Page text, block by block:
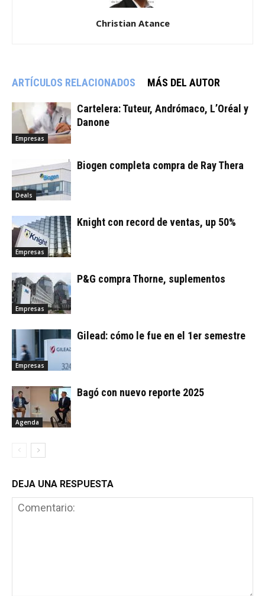
Christian Atance
ARTÍCULOS RELACIONADOS MÁS DEL AUTOR
Empresas
Cartelera: Tuteur, Andrómaco, L’Oréal y
Danone
Deals
Biogen completa compra de Ray Thera
Empresas
Knight con record de ventas, up 50%
Empresas
P&G compra Thorne, suplementos
Empresas
Gilead: cómo le fue en el 1er semestre
Agenda
Bagó con nuevo reporte 2025
DEJA UNA RESPUESTA